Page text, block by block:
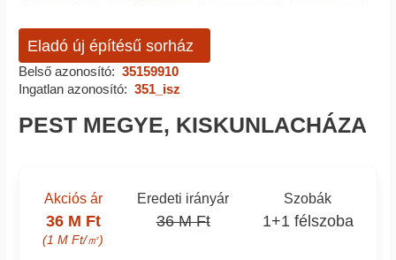
Eladó új építésű sorház
Belső azonosító: 35159910
Ingatlan azonosító: 351_isz
PEST MEGYE, KISKUNLACHÁZA
Akciós ár
36 M Ft
(1 M Ft/㎡)
Eredeti irányár
36 M Ft
Szobák
1+1 félszoba